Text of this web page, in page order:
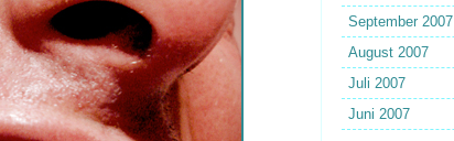
September 2007
August 2007
Juli 2007
Juni 2007